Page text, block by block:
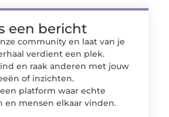
een bericht
community en laat van je
verdient een plek.
en raak anderen met jouw
of inzichten.
platform waar echte
en mensen elkaar vinden.